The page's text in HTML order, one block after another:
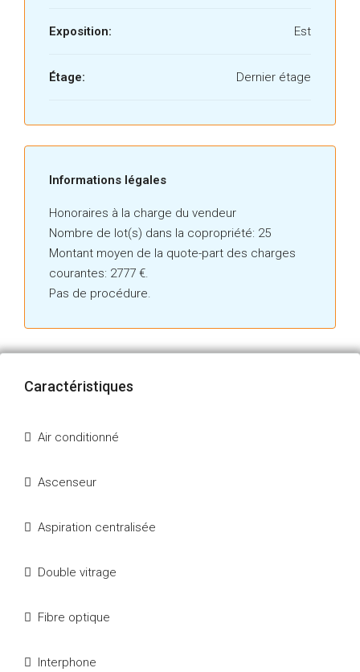
Exposition: Est
Étage: Dernier étage
Informations légales
Honoraires à la charge du vendeur
Nombre de lot(s) dans la copropriété: 25
Montant moyen de la quote-part des charges
courantes: 2777 €.
Pas de procédure.
Caractéristiques
Air conditionné
Ascenseur
Aspiration centralisée
Double vitrage
Fibre optique
Interphone